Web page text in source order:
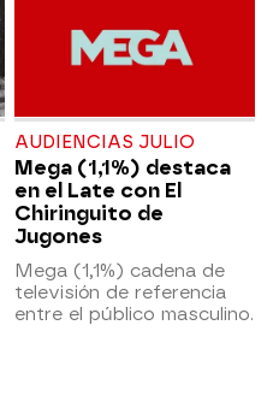
AUDIENCIAS JULIO
Mega (1,1%) destaca
en el Late con El
Chiringuito de
Jugones
Mega (1,1%) cadena de
televisión de referencia
entre el público masculino.